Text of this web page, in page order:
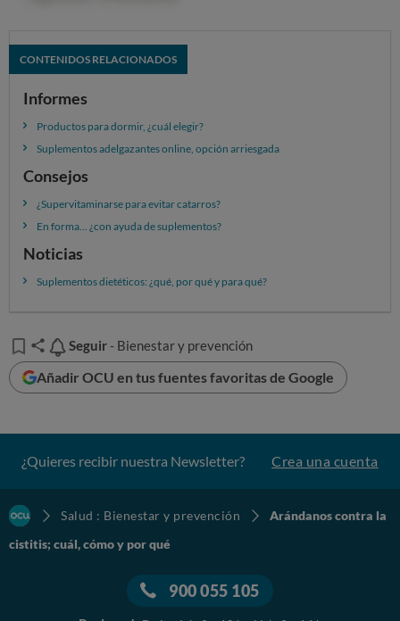
CONTENIDOS RELACIONADOS
Informes
Productos para dormir, ¿cuál elegir?
Suplementos adelgazantes online, opción arriesgada
Consejos
¿Supervitaminarse para evitar catarros?
En forma... ¿con ayuda de suplementos?
Noticias
Suplementos dietéticos: ¿qué, por qué y para qué?
Seguir
Seguir - Bienestar y prevención
Añadir OCU en tus fuentes favoritas de Google
¿Quieres recibir nuestra Newsletter? Crea una cuenta
Salud : Bienestar y prevención
Arándanos contra la
cistitis; cuál, cómo y por qué
900 055 105